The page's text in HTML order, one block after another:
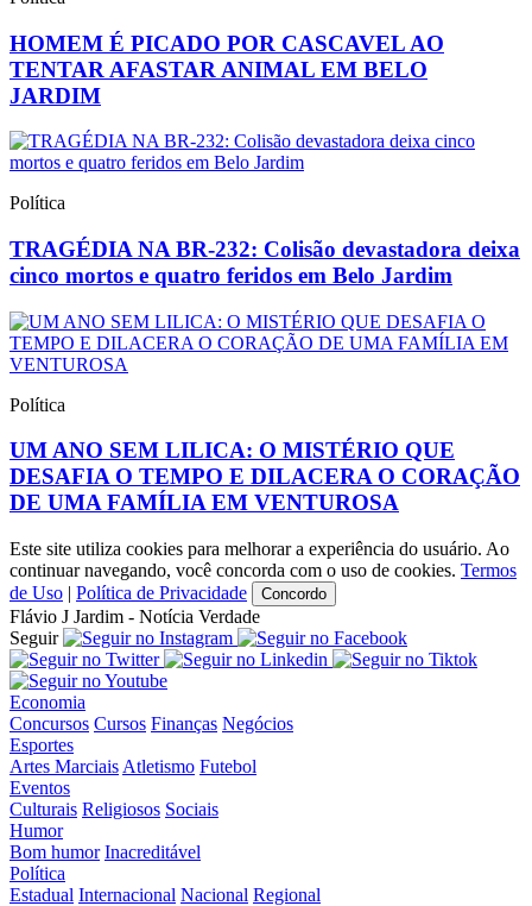
HOMEM É PICADO POR CASCAVEL AO
TENTAR AFASTAR ANIMAL EM BELO
JARDIM
Política
TRAGÉDIA NA BR-232: Colisão devastadora deixa
cinco mortos e quatro feridos em Belo Jardim
Política
UM ANO SEM LILICA: O MISTÉRIO QUE
DESAFIA O TEMPO E DILACERA O CORAÇÃO
DE UMA FAMÍLIA EM VENTUROSA
Este site utiliza cookies para melhorar a experiência do usuário. Ao
continuar navegando, você concorda com o uso de cookies. Termos
de Uso | Política de Privacidade Concordo
Flávio J Jardim - Notícia Verdade
Seguir
Economia
Concursos Cursos Finanças Negócios
Esportes
Artes Marciais Atletismo Futebol
Eventos
Culturais Religiosos Sociais
Humor
Bom humor Inacreditável
Política
Estadual Internacional Nacional Regional